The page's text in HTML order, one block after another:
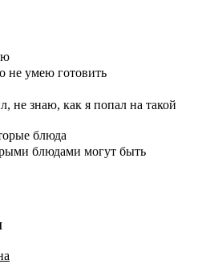
не умею готовить
не знаю, как я попал на такой
блюда
блюдами могут быть